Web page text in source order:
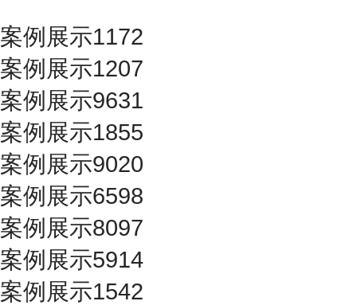
案例展示1172
案例展示1207
案例展示9631
案例展示1855
案例展示9020
案例展示6598
案例展示8097
案例展示5914
案例展示1542